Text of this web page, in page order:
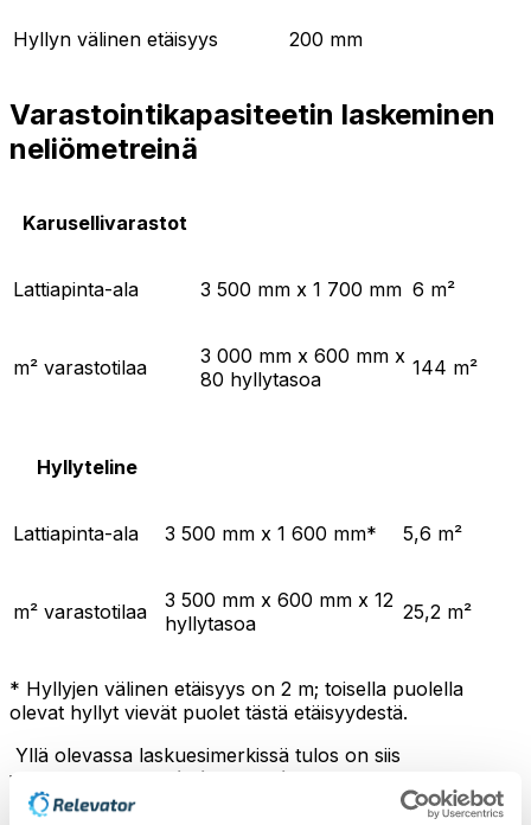
Hyllyn välinen etäisyys 200 mm
Varastointikapasiteetin laskeminen
neliömetreinä
Karusellivarastot
Lattiapinta-ala 3 500 mm x 1 700 mm 6 m²
m² varastotilaa
3 000 mm x 600 mm x
80 hyllytasoa
144 m²
Hyllyteline
Lattiapinta-ala 3 500 mm x 1 600 mm* 5,6 m²
m² varastotilaa
3 500 mm x 600 mm x 12
hyllytasoa
25,2 m²
* Hyllyjen välinen etäisyys on 2 m; toisella puolella
olevat hyllyt vievät puolet tästä etäisyydestä.
Yllä olevassa laskuesimerkissä tulos on siis
varastoautomaatit, jotka tarjoavat 5–6 kertaa
suuremman varastointikapasiteetin kuin hyllytelineet